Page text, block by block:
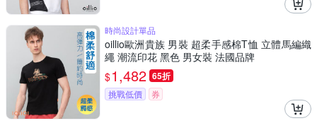
時尚設計單品
oillio歐洲貴族 男裝 超柔手感棉T恤 立體馬編織
繩 潮流印花 黑色 男女裝 法國品牌
$1,482 65折
挑戰低價 券